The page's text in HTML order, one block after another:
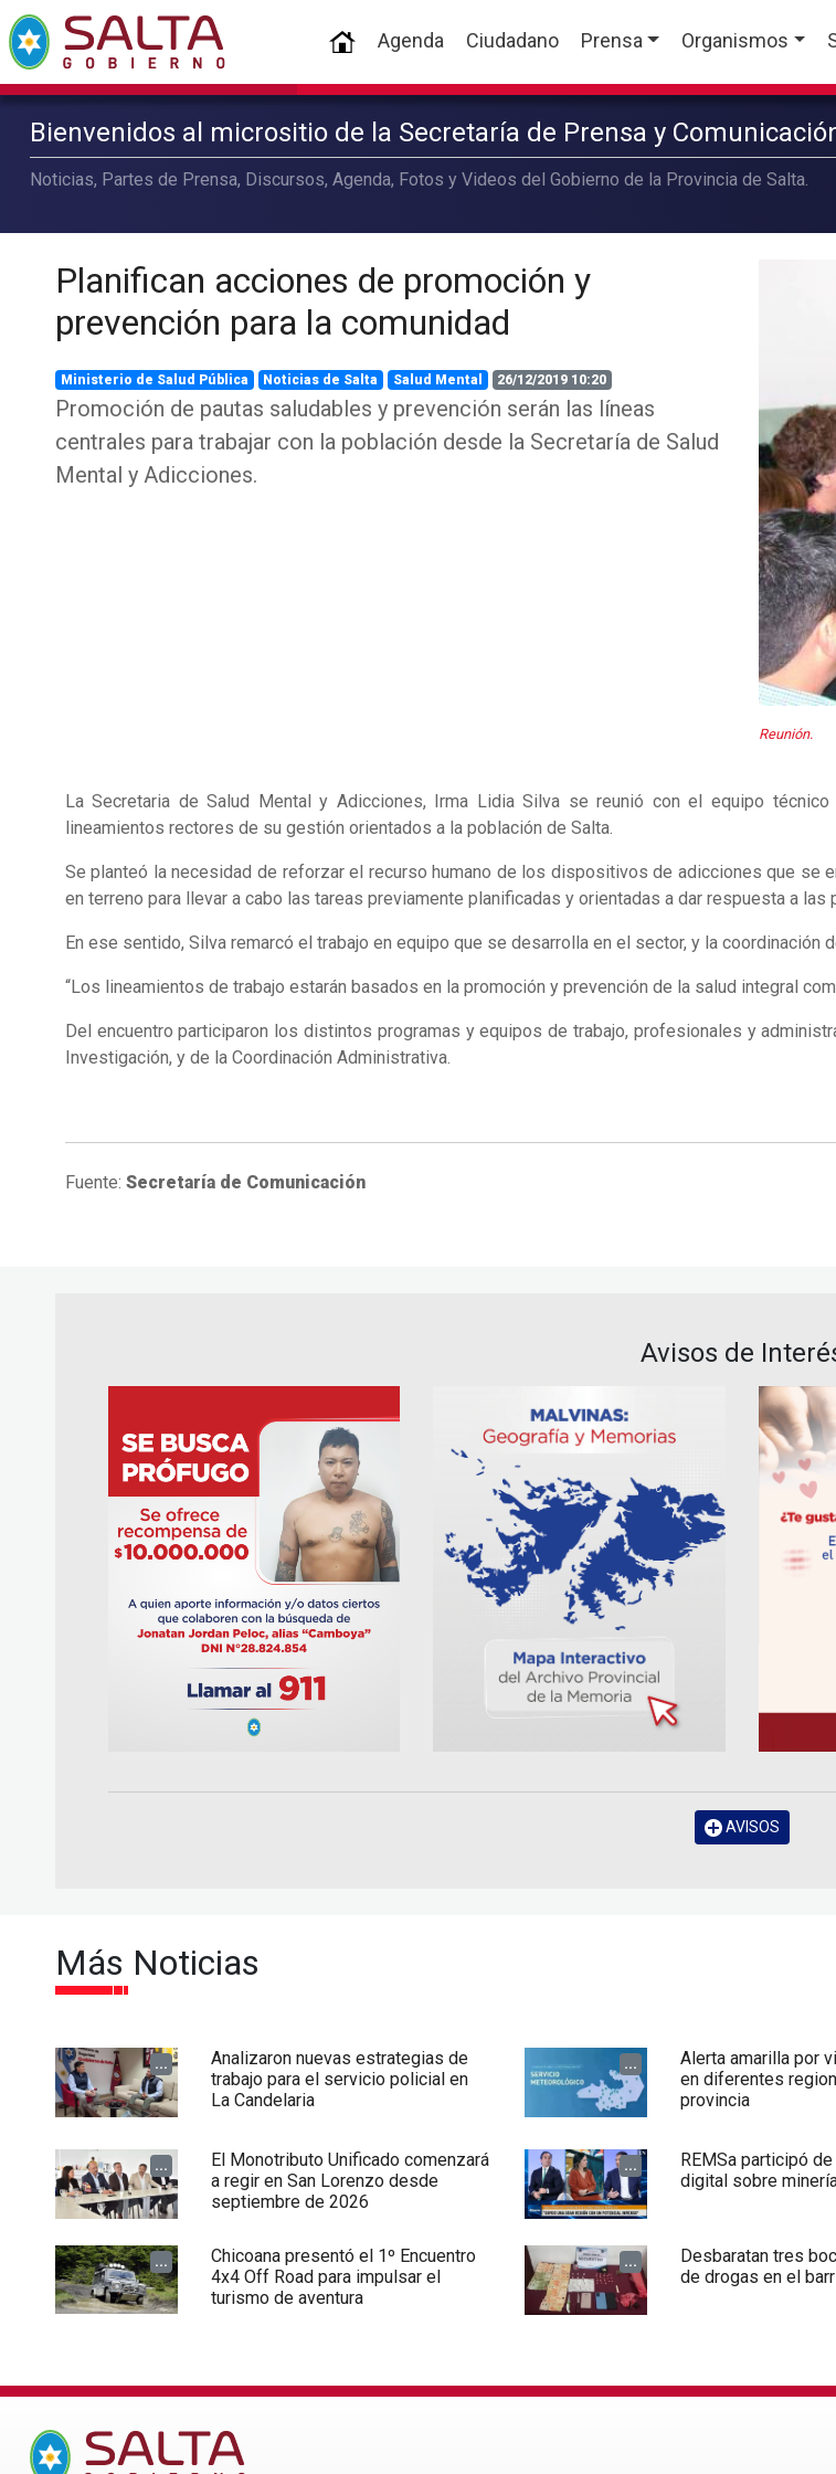
(current)
Agenda Ciudadano Prensa Organismos
Bienvenidos al micrositio de la Secretaría de Prensa y
Noticias, Partes de Prensa, Discursos, Agenda, Fotos y Videos del Gobierno de la Provincia de Salta.
Planifican acciones de promoción y
prevención para la comunidad
Ministerio de Salud Pública Noticias de Salta Salud Mental 26/12/2019 10:20
Promoción de pautas saludables y prevención serán las líneas
centrales para trabajar con la población desde la Secretaría de Salud
Mental y Adicciones.
Reunión.
La Secretaria de Salud Mental y Adicciones, Irma Lidia Silva se reunió con el equipo
lineamientos rectores de su gestión orientados a la población de Salta.
Se planteó la necesidad de reforzar el recurso humano de los dispositivos de adicciones que se
en terreno para llevar a cabo las tareas previamente planificadas y orientadas a dar respuesta a
En ese sentido, Silva remarcó el trabajo en equipo que se desarrolla en el sector, y la
“Los lineamientos de trabajo estarán basados en la promoción y prevención de la salud integral
Del encuentro participaron los distintos programas y equipos de trabajo, profesionales y
Investigación, y de la Coordinación Administrativa.
Fuente: Secretaría de Comunicación
Avisos de
AVISOS
Más Noticias
...
Analizaron nuevas estrategias de
trabajo para el servicio policial en
La Candelaria
...
Alerta amarilla por
en diferentes
provincia
...
El Monotributo Unificado comenzará
a regir en San Lorenzo desde
septiembre de 2026
...
REMSa participó
digital sobre
...
Chicoana presentó el 1º Encuentro
4x4 Off Road para impulsar el
turismo de aventura
...
Desbaratan tres
de drogas en el